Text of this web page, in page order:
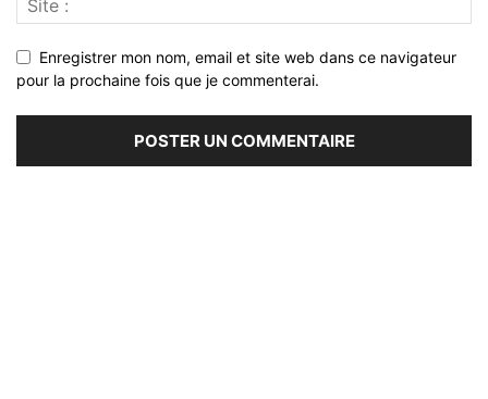
Enregistrer mon nom, email et site web dans ce navigateur
pour la prochaine fois que je commenterai.